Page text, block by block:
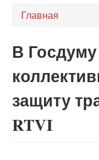
Главная
В
защиту
RTVI